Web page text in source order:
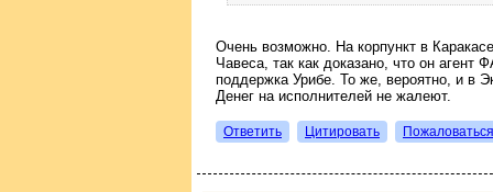
Очень возможно. На корпункт в
Чавеса, так как доказано, что он
поддержка Урибе. То же, вероятно, и в
Денег на исполнителей не жалеют.
Ответить Цитировать Пожаловаться